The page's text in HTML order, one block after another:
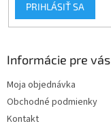
PRIHLÁSIŤ SA
Informácie pre vás
Moja objednávka
Obchodné podmienky
Kontakt